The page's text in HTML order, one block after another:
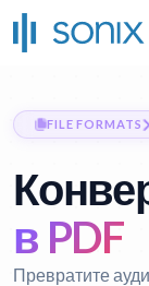
FILE FORMATS
в PDF
Превратите